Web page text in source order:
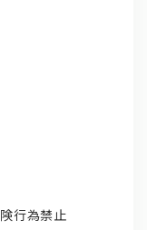
行為禁止